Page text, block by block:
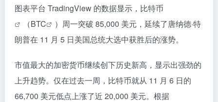
图表平台 TradingView 的数据显示， 比特币
（BTC
）周一突破 85,000 美元，延续了唐纳德·特
朗普在 11 月 5 日美国总统大选中获胜后的涨势。
市值最大的加密货币继续创下历史新高，显示出强劲的
上升趋势。仅在过去一周，比特币就从 11 月 6 日的
66,700 美元低点上涨了近 20,000 美元。根据